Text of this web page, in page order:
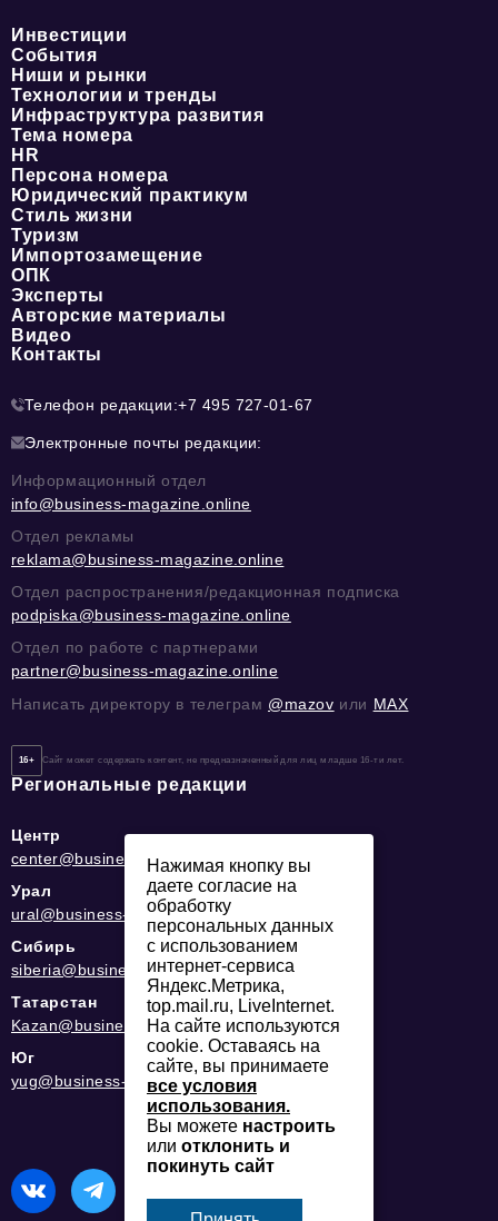
Инвестиции
События
Ниши и рынки
Технологии и тренды
Инфраструктура развития
Тема номера
HR
Персона номера
Юридический практикум
Стиль жизни
Туризм
Импортозамещение
ОПК
Эксперты
Авторские материалы
Видео
Контакты
Телефон редакции:+7 495 727-01-67
Электронные почты редакции:
Информационный отдел
info@business-magazine.online
Отдел рекламы
reklama@business-magazine.online
Отдел распространения/редакционная подписка
podpiska@business-magazine.online
Отдел по работе с партнерами
partner@business-magazine.online
Написать директору в телеграм @mazov или MAX
16+ Сайт может содержать контент, не предназначенный для лиц младше 16-ти лет.
Региональные редакции
Центр
center@business-magazine.online
Урал
ural@business-magazine.online
Сибирь
siberia@business-magazine.online
Татарстан
Kazan@business-magazine.online
Юг
yug@business-magazine.online
Нажимая кнопку вы
даете согласие на
обработку
персональных данных
с использованием
интернет-сервиса
Яндекс.Метрика,
top.mail.ru, LiveInternet.
На сайте используются
cookie. Оставаясь на
сайте, вы принимаете
все условия
использования.
Вы можете настроить
или отклонить и
покинуть сайт